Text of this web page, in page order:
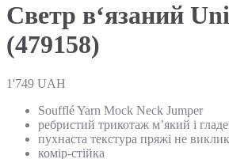
Светр в‘язаний
(479158)
1'749 UAH
Soufflé Yarn Mock Neck Jumper
ребристий трикотаж м’який і
пухнаста текстура пряжі не
комір-стійка